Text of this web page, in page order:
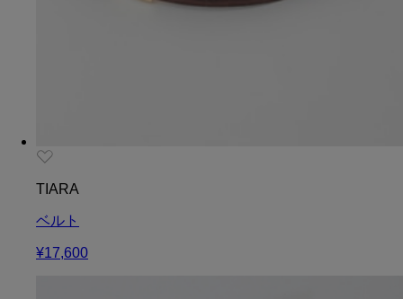
TIARA
ベルト
¥17,600